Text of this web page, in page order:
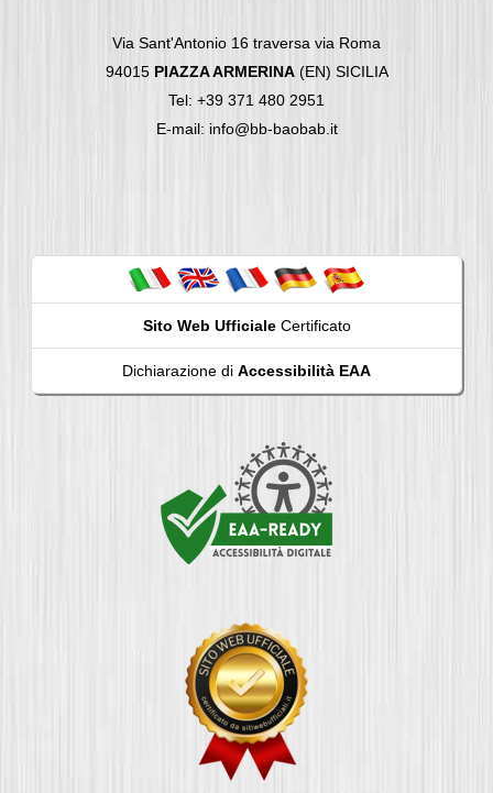
Via Sant'Antonio 16 traversa via Roma
94015 PIAZZA ARMERINA(EN) SICILIA
Tel: +39 371 480 2951
E-mail: info@bb-baobab.it
Sito Web UfficialeCertificato
Dichiarazione di Accessibilità EAA